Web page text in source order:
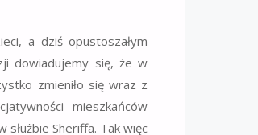
a dziś opustoszałym
dowiadujemy się, że w
zmieniło się wraz z
mieszkańców
Sheriffa. Tak więc